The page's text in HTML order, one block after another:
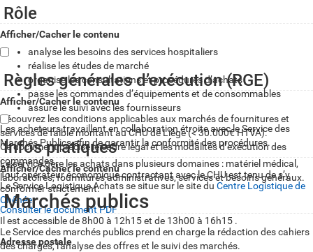
Rôle
Afficher/Cacher le contenu
analyse les besoins des services hospitaliers
réalise les études de marché
organise les consultations et procédures d’achats
passe les commandes d’équipements et de consommables
assure le suivi avec les fournisseurs
Les acheteurs travaillent en collaboration étroite avec le Service des
Marchés Publics afin de garantir la conformité des procédures.
Le service gère les achats dans plusieurs domaines : matériel médical,
laboratoires, fournitures administratives, services et besoins généraux.
Règles générales d’exécution (RGE)
Afficher/Cacher le contenu
Découvrez les conditions applicables aux marchés de fournitures et
services de faible montant au CHU de Liège (< 30.000€ HTVA).
Ce document précise le cadre légal et les modalités d’exécution des
commandes.
Tout opérateur économique contractant avec le CHU est tenu de s’y
conformer strictement.
Consulter le document PDF
Infos pratiques
Afficher/Cacher le contenu
Le Service Logistique Achats se situe sur le site du Centre Logistique de
Chênée.
Il est accessible de 8h00 à 12h15 et de 13h00 à 16h15 .
Adresse postale
Marchés publics
Le Service des marchés publics prend en charge la rédaction des cahiers
des charges, l'analyse des offres et le suivi des marchés.